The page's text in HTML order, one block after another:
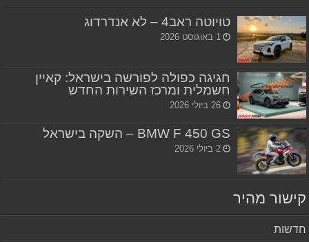
טויוטה ראב4 – לא אנדרדוג
1 באוגוסט 2026
חגיגה כפולה לפורשה בישראל: קאיין
חשמלית ומרכז השירות החדש
26 ביולי 2026
BMW F 450 GS – השקה בישראל
2 ביולי 2026
מהיר